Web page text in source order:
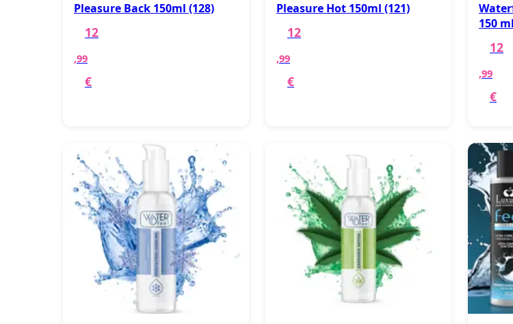
Pleasure Back 150ml (128)
12
,99
€
Pleasure Hot 150ml (121)
12
,99
€
150
12
,99
€